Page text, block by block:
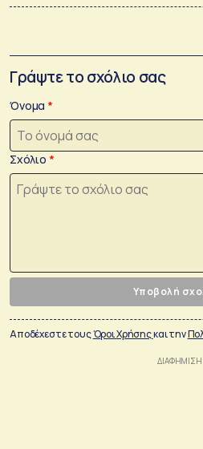
Γράψτε το σχόλιο σας
Όνομα
Σχόλιο
Υποβολή
Αποδέχεστε τουςΌροι Χρήσηςκαι την